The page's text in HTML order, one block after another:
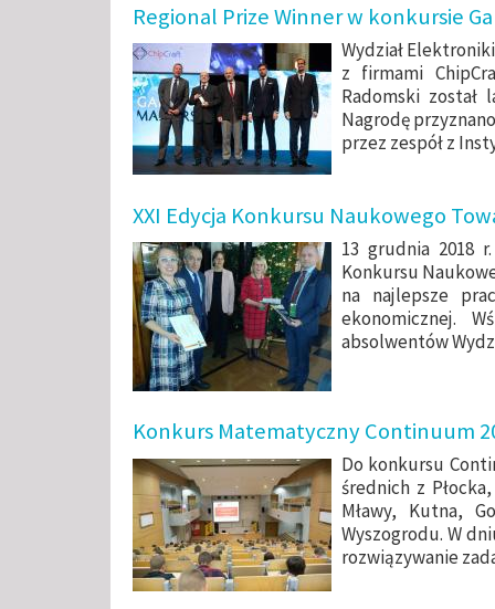
Regional Prize Winner w konkursie
Wydział
z firmami
Radomski został
Nagrodę
przez zespół z
XXI Edycja Konkursu Naukowego
13 grudnia 2018
Konkursu
na najlepsze
ekonomicznej.
absolwentów
Konkurs Matematyczny Continuum
Do konkursu
średnich z
Mławy, Kutna,
Wyszogrodu. W
rozwiązywanie